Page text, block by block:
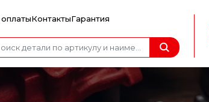
КонтактыГарантия